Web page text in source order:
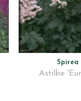
Spirea
Astilbe